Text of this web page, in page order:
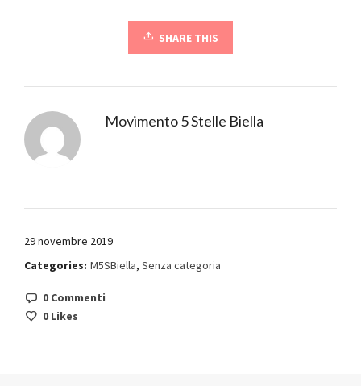
SHARE THIS
Movimento 5 Stelle Biella
29 novembre 2019
Categories: M5SBiella, Senza categoria
0 Commenti
0 Likes